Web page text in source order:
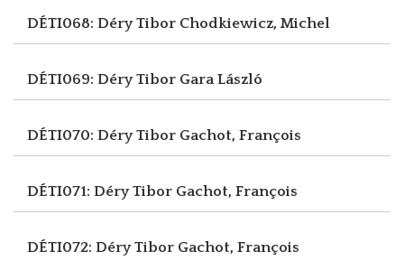
DÉTI068: Déry Tibor Chodkiewicz, Michel
DÉTI069: Déry Tibor Gara László
DÉTI070: Déry Tibor Gachot, François
DÉTI071: Déry Tibor Gachot, François
DÉTI072: Déry Tibor Gachot, François